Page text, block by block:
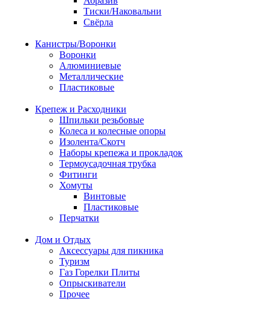
Тиски/Наковальни
Свёрла
Канистры/Воронки
Воронки
Алюминиевые
Металлические
Пластиковые
Крепеж и Расходники
Шпильки резьбовые
Колеса и колесные опоры
Изолента/Скотч
Наборы крепежа и прокладок
Термоусадочная трубка
Фитинги
Хомуты
Винтовые
Пластиковые
Перчатки
Дом и Отдых
Аксессуары для пикника
Туризм
Газ Горелки Плиты
Опрыскиватели
Прочее